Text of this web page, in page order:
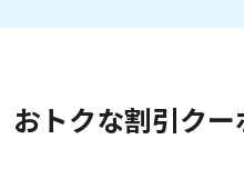
おトクな割引ク